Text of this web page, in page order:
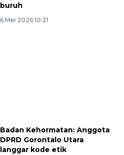
buruh
6 Mei 2026 10:21
Badan Kehormatan: Anggota
DPRD Gorontalo Utara
langgar kode etik